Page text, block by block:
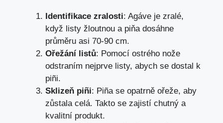
Identifikace zralosti: Agáve je zralé,
když listy žloutnou a piňa dosáhne
průměru asi 70-90 cm.
Ořežání listů: Pomocí ostrého nože
odstraním nejprve listy, abych se dostal k
piñi.
Sklizeň piñi: Piña se opatrně ořeže, aby
zůstala celá. Takto se zajistí chutný a
kvalitní produkt.